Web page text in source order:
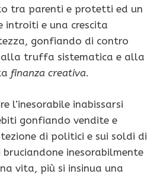
tra parenti e protetti ed un
introiti e una crescita
gonfiando di contro
alla truffa sistematica e alla
finanza creativa.
l’inesorabile inabissarsi
gonfiando vendite e
di politici e sui soldi di
inesorabilmente
vita, più si insinua una